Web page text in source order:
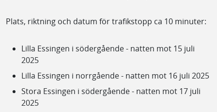
Plats, riktning och datum för trafikstopp ca 10 minuter:
Lilla Essingen i södergående - natten mot 15 juli
2025
Lilla Essingen i norrgående - natten mot 16 juli 2025
Stora Essingen i södergående - natten mot 17 juli
2025